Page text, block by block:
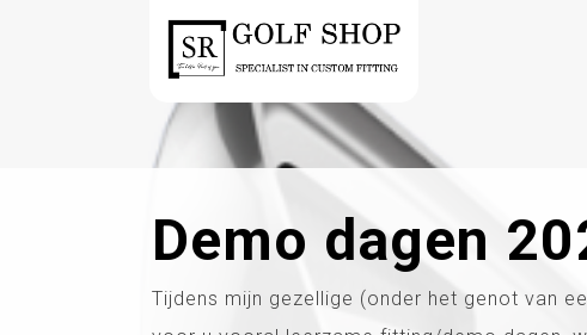
Demo dagen
Tijdens mijn gezellige (onder het genot van